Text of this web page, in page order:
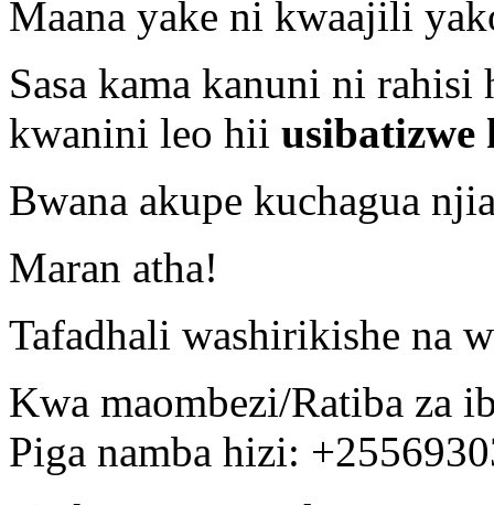
Maana yake ni kwaajili
Sasa kama kanuni ni
kwanini leo hii usibatizwe
Bwana akupe kuchagua
Maran atha!
Tafadhali washirikishe na
Kwa maombezi/Ratiba za
Piga namba hizi: